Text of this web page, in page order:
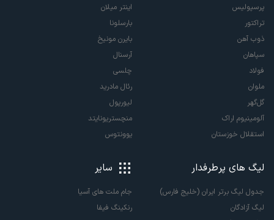
پرسپولیس
تراکتور
ذوب آهن
سپاهان
فولاد
ملوان
گل‌گهر
آلومینیوم اراک
استقلال خوزستان
اینتر میلان
بارسلونا
بایرن مونیخ
آرسنال
چلسی
رئال مادرید
لیورپول
منچستریونایتد
یوونتوس
لیگ های پرطرفدار
جدول لیگ برتر ایران (خلیج فارس)
لیگ آزادگان
سایر
جام ملت های آسیا
رنکینگ فیفا